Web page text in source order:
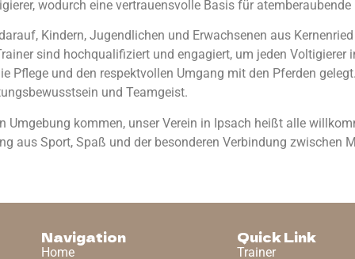
wodurch eine vertrauensvolle Basis für
Kindern, Jugendlichen und Erwachsenen aus
sind hochqualifiziert und engagiert, um jeden
Pflege und den respektvollen Umgang mit den Pferden
und Teamgeist.
Umgebung kommen, unser Verein in Ipsach heißt alle
aus Sport, Spaß und der besonderen Verbindung zwischen
Navigation
Home
Quick Link
Trainer